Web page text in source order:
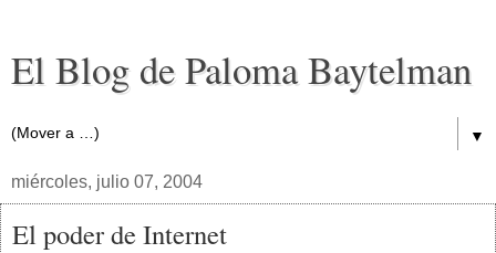
El Blog de Paloma Baytelman
▼
miércoles, julio 07, 2004
El poder de Internet